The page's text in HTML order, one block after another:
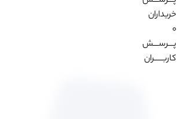
خریداران
0
پـــرســـش
کاربـــــران